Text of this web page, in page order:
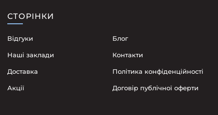
СТОРІНКИ
Відгуки
Наші заклади
Доставка
Акції
Блог
Контакти
Політика конфіденційності
Договір публічної оферти